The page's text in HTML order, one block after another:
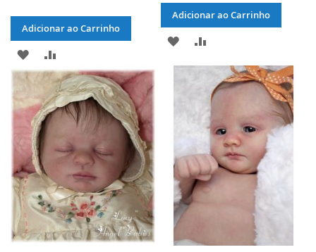
Adicionar ao Carrinho
ADICIONAR
À
LISTA
DE
DESEJOS
PARA
COMPARAR
Adicionar ao Carrinho
ADICIONAR
À
DE
DESEJOS
PARA
COMPARAR